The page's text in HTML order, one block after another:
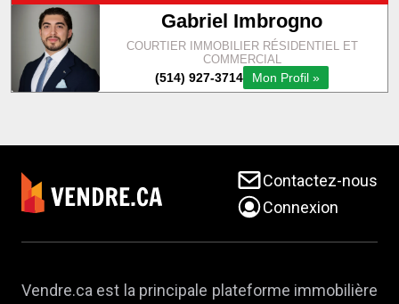
Contactez-nous
Connexion
Vendre.ca est la principale plateforme immobilière